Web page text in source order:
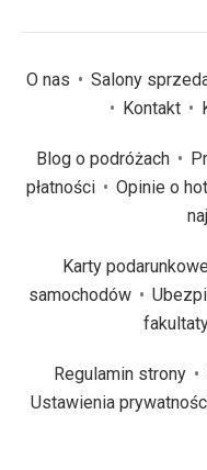
O nas Salony
Kontakt
Blog o podróżach
płatności
Opinie o
Karty podarunkowe
samochodów
Regulamin strony
Ustawienia